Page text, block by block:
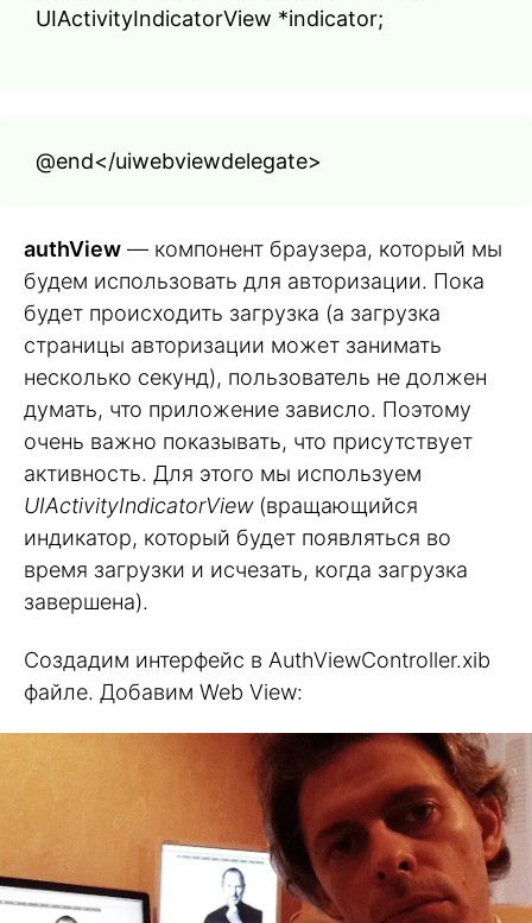
UIActivityIndicatorView *indicator;
@end</uiwebviewdelegate>
authView — компонент браузера, который мы
будем использовать для авторизации. Пока
будет происходить загрузка (а загрузка
страницы авторизации может занимать
несколько секунд), пользователь не должен
думать, что приложение зависло. Поэтому
очень важно показывать, что присутствует
активность. Для этого мы используем
UIActivityIndicatorView(вращающийся
индикатор, который будет появляться во
время загрузки и исчезать, когда загрузка
завершена).
Создадим интерфейс в AuthViewController.xib
файле. Добавим Web View: